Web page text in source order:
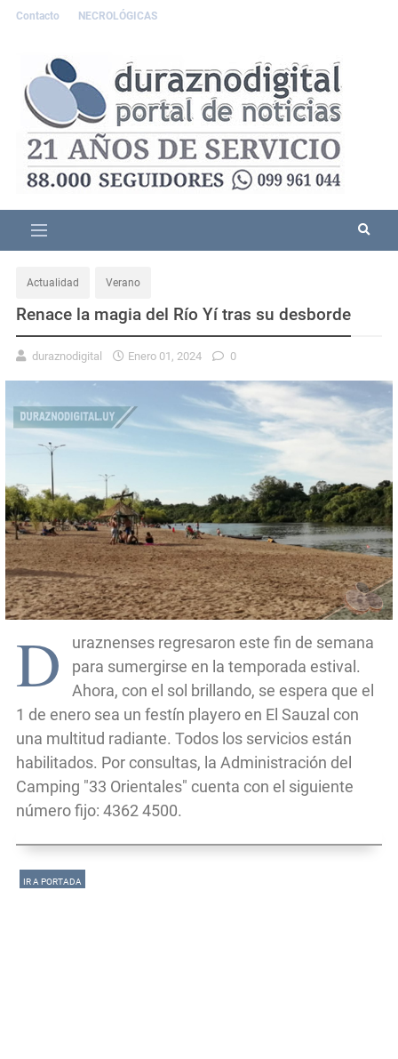
Contacto NECROLÓGICAS
Actualidad Verano
Renace la magia del Río Yí tras su desborde
duraznodigital Enero 01, 2024 0
D
uraznenses regresaron este fin de semana
para sumergirse en la temporada estival.
Ahora, con el sol brillando, se espera que el
1 de enero sea un festín playero en El Sauzal con
una multitud radiante. Todos los servicios están
habilitados. Por consultas, la Administración del
Camping "33 Orientales" cuenta con el siguiente
número fijo: 4362 4500.
IR A PORTADA